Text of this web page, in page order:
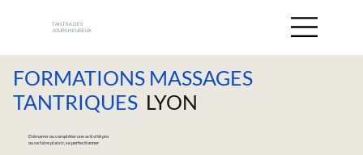
TANTRA DES
JOURS HEUREUX
FORMATIONS MASSAGES
TANTRIQUES LYON
Démarrer ou compléter une activité pro
ou se faire plaisir, se perfectionner